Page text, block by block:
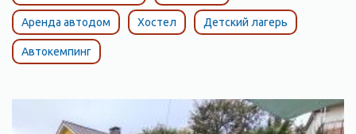
Аренда автодом Хостел Детский лагерь
Автокемпинг